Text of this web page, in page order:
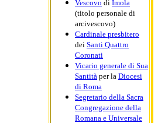
Vescovo di Imola
(titolo personale di
arcivescovo)
Cardinale presbitero
dei Santi Quattro
Coronati
Vicario generale di Sua
Santità per la Diocesi
di Roma
Segretario della Sacra
Congregazione della
Romana e Universale